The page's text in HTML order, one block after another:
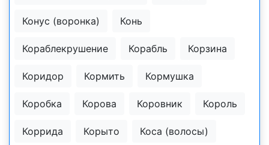
Конус (воронка) Конь
Кораблекрушение Корабль Корзина
Коридор Кормить Кормушка
Коробка Корова Коровник Король
Коррида Корыто Коса (волосы)